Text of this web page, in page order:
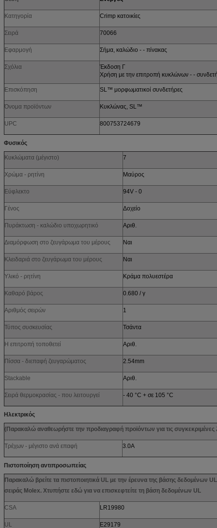
Κατηγορία Crimp κατοικίες
Σειρά 70066
Εφαρμογή Σήμα, καλώδιο - - πίνακας
Σχόλια
Έκδοση Γ
Χρήση με την επιτροπή κυκλώνων - -
Επισκόπηση SL™ μορφωματικοί συνδετήρες
Όνομα προϊόντων Κυκλώνας, SL™
UPC 800753724679
Φυσικός
Κυκλώματα (μέγιστο) 7
Χρώμα - ρητίνη Μαύρος
Εύφλεκτο 94V - 0
Γένος Δοχείο
Πυράκτωση - καλώδιο υποχωρητικό Αριθ.
Διαμόρφωση στο ζευγάρωμα του μέρους Ναι
Κλειδαριά στο ζευγάρωμα του μέρους Ναι
Υλικό - ρητίνη Κράμα πολυεστέρα
Καθαρό βάρος 0.680 / γ
Αριθμός σειρών 1
Τύπος συσκευσίας Τσάντα
Η επιτροπή τοποθετεί Αριθ.
Πίσσα - διεπαφή ζευγαρώματος 2.54mm
Stackable Αριθ.
Σειρά θερμοκρασίας - που λειτουργεί - 40 °C + σε 105 °C
Ηλεκτρικός
(Παρακαλώ αναθεωρήστε την προδιαγραφή προϊόντων για τις συγκεκριμένες
Τρέχων - μέγιστο ανά επαφή 3.0A
Πιστοποίηση αντιπροσωπείας
Παρακαλώ βρείτε τα πιστοποιητικά UL με την έρευνα της βάσης δεδομένων
σειράς Molex. Χτυπήστε εδώ για να επισκεφτείτε τη βάση δεδομένων UL
CSA LR19980
UL E29179